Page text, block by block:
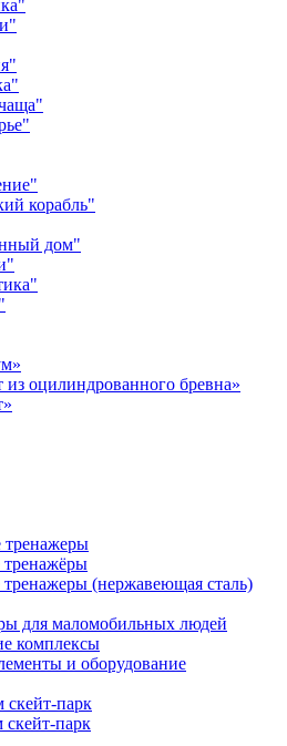
корабль"
дом"
из оцилиндрованного бревна»
(нержавеющая сталь)
для маломобильных людей
комплексы
и оборудование
парк
парк